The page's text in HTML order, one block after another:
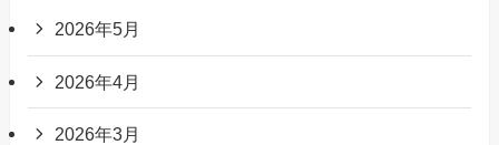
2026年5月
2026年4月
2026年3月